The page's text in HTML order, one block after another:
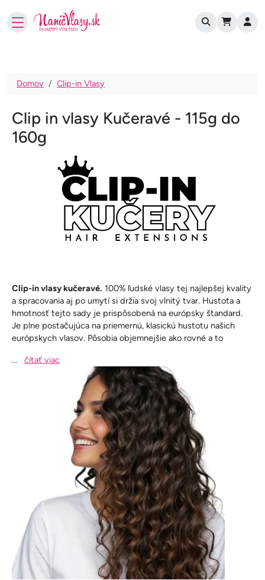
User account
Omrvinka
Domov Clip-in Vlasy
Clip in vlasy Kučeravé - 115g do
160g
Clip-in vlasy kučeravé. 100% ľudské vlasy tej najlepšej kvality
a spracovania aj po umytí si držia svoj vlnitý tvar. Hustota a
hmotnosť tejto sady je prispôsobená na európsky štandard.
Je plne postačujúca na priemernú, klasickú hustotu našich
európskych vlasov. Pôsobia objemnejšie ako rovné a to
... čítať viac